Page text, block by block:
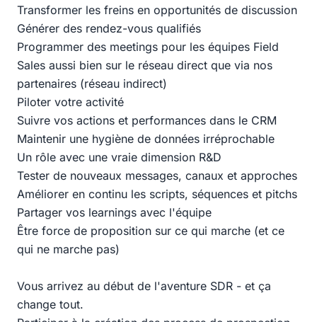
Transformer les freins en opportunités de discussion
Générer des rendez-vous qualifiés
Programmer des meetings pour les équipes Field
Sales aussi bien sur le réseau direct que via nos
partenaires (réseau indirect)
Piloter votre activité
Suivre vos actions et performances dans le CRM
Maintenir une hygiène de données irréprochable
Un rôle avec une vraie dimension R&D
Tester de nouveaux messages, canaux et approches
Améliorer en continu les scripts, séquences et pitchs
Partager vos learnings avec l'équipe
Être force de proposition sur ce qui marche (et ce
qui ne marche pas)
Vous arrivez au début de l'aventure SDR - et ça
change tout.